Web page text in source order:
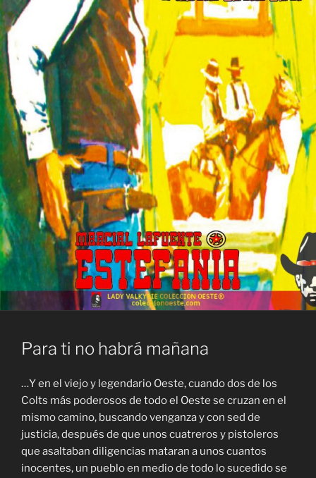
Para ti no habrá mañana
…Y en el viejo y legendario Oeste, cuando dos de los
Colts más poderosos de todo el Oeste se cruzan en el
mismo camino, buscando venganza y con sed de
justicia, después de que unos cuatreros y pistoleros
que asaltaban diligencias mataran a unos cuantos
inocentes, un pueblo en medio de todo lo sucedido se